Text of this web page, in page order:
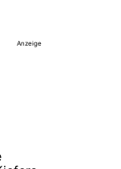
Anzeige